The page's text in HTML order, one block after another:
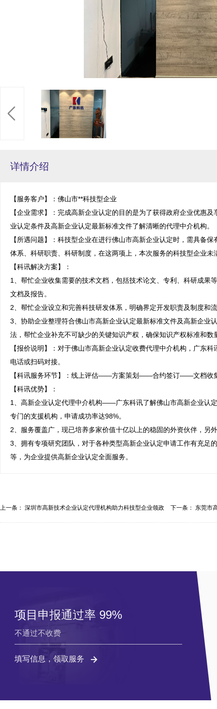
详情介绍
【服务客户】：佛山市**科技型企业
【企业需求】：完成高新企业认定的目的是为了获得政府企业优惠
业认定条件及高新企业认定最新标准文件了解清晰的代理中介机构。
【所遇问题】：科技型企业在进行佛山市高新企业认定时，需具备
体系、科研职责、科研制度，在这两项上，本次服务的科技型企业未
【科讯解决方案】：
1、帮忙企业收集需要的技术文档，包括技术论文、专利、科研成果
文档及报告。
2、帮忙企业设立和完善科技研发体系，明确界定开发职责及制度和
3、协助企业整理符合佛山市高新企业认定最新标准文件及高新企业
法，帮忙企业补充不可缺少的关键知识产权，确保知识产权标准和数
【报价说明】：对于佛山市高新企业认定收费代理中介机构，广东
电话或扫码对接。
【科讯服务环节】：线上评估——方案策划——合约签订——文档
【科讯优势】：
1、高新企业认定代理中介机构——广东科讯了解佛山市高新企业认
专门的支援机构，申请成功率达98%。
2、服务覆盖广，现已培养多家价值十亿以上的稳固的外资伙伴，另
3、拥有专项研究团队，对于各种类型高新企业认定申请工作有充足
等，为企业提供高新企业认定全面服务。
上一条： 深圳市高新技术企业认定代理机构助力科技型企业领政
下一条： 东莞市
项目申报通过率 99%
不通过不收费
填写信息，领取服务